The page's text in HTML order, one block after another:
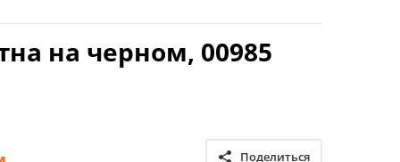
на черном, 00985
Поделиться